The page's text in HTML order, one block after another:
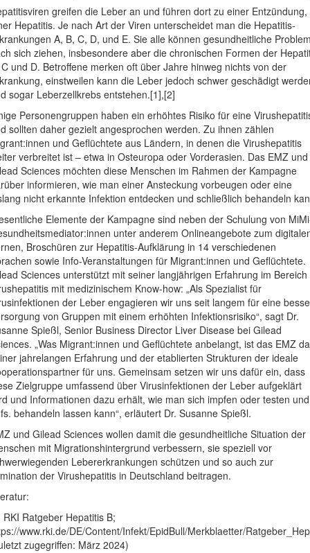
greifen die Leber an und führen dort zu einer Entzündung,
Hepatitis. Je nach Art der Viren unterscheidet man die Hepatitis-
A, B, C, D, und E. Sie alle können gesundheitliche
sich ziehen, insbesondere aber die chronischen Formen der
und D. Betroffene merken oft über Jahre hinweg nichts von der
einstweilen kann die Leber jedoch schwer geschädigt
sogar Leberzellkrebs entstehen.[1],[2]
Personengruppen haben ein erhöhtes Risiko für eine
sollten daher gezielt angesprochen werden. Zu ihnen zählen
und Geflüchtete aus Ländern, in denen die Virushepatitis
verbreitet ist – etwa in Osteuropa oder Vorderasien. Das EMZ und
Sciences möchten diese Menschen im Rahmen der Kampagne
informieren, wie man einer Ansteckung vorbeugen oder eine
nicht erkannte Infektion entdecken und schließlich behandeln
Elemente der Kampagne sind neben der Schulung von
unter anderem Onlineangebote zum
Broschüren zur Hepatitis-Aufklärung in 14 verschiedenen
sowie Info-Veranstaltungen für Migrant:innen und Geflüchtete.
Sciences unterstützt mit seiner langjährigen Erfahrung im Bereich
mit medizinischem Know-how: „Als Spezialist für
der Leber engagieren wir uns seit langem für eine
von Gruppen mit einem erhöhten Infektionsrisiko“, sagt Dr.
Spießl, Senior Business Director Liver Disease bei Gilead
„Was Migrant:innen und Geflüchtete anbelangt, ist das EMZ
jahrelangen Erfahrung und der etablierten Strukturen der ideale
für uns. Gemeinsam setzen wir uns dafür ein, dass
Zielgruppe umfassend über Virusinfektionen der Leber aufgeklärt
und Informationen dazu erhält, wie man sich impfen oder testen und
behandeln lassen kann“, erläutert Dr. Susanne Spießl.
und Gilead Sciences wollen damit die gesundheitliche Situation der
mit Migrationshintergrund verbessern, sie speziell vor
Lebererkrankungen schützen und so auch zur
der Virushepatitis in Deutschland beitragen.
RKI Ratgeber Hepatitis B;
www.rki.de/DE/Content/Infekt/EpidBull/Merkblaetter/
zugegriffen: März 2024)